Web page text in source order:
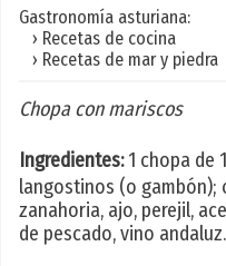
Gastronomía asturiana:
› Recetas de cocina
› Recetas de mar y piedra
Chopa con mariscos
Ingredientes:1 chopa de
langostinos (o gambón);
zanahoria, ajo, perejil,
de pescado, vino andaluz.